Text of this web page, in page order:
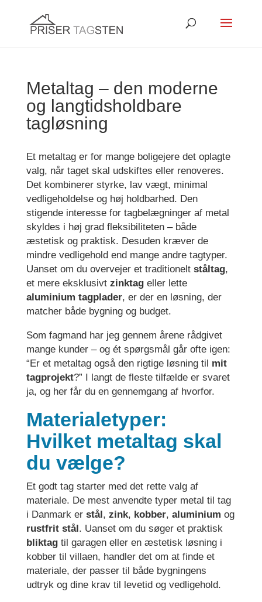
Metaltag – den moderne
og langtidsholdbare
tagløsning
Et metaltag er for mange boligejere det oplagte
valg, når taget skal udskiftes eller renoveres.
Det kombinerer styrke, lav vægt, minimal
vedligeholdelse og høj holdbarhed. Den
stigende interesse for tagbelægninger af metal
skyldes i høj grad fleksibiliteten – både
æstetisk og praktisk. Desuden kræver de
mindre vedligehold end mange andre tagtyper.
Uanset om du overvejer et traditionelt ståltag,
et mere eksklusivt zinktageller lette
aluminium tagplader, er der en løsning, der
matcher både bygning og budget.
Som fagmand har jeg gennem årene rådgivet
mange kunder – og ét spørgsmål går ofte igen:
“Er et metaltag også den rigtige løsning til mit
tagprojekt?” I langt de fleste tilfælde er svaret
ja, og her får du en gennemgang af hvorfor.
Materialetyper:
Hvilket metaltag skal
du vælge?
Et godt tag starter med det rette valg af
materiale. De mest anvendte typer metal til tag
i Danmark er stål, zink, kobber, aluminium og
rustfrit stål. Uanset om du søger et praktisk
bliktagtil garagen eller en æstetisk løsning i
kobber til villaen, handler det om at finde et
materiale, der passer til både bygningens
udtryk og dine krav til levetid og vedligehold.